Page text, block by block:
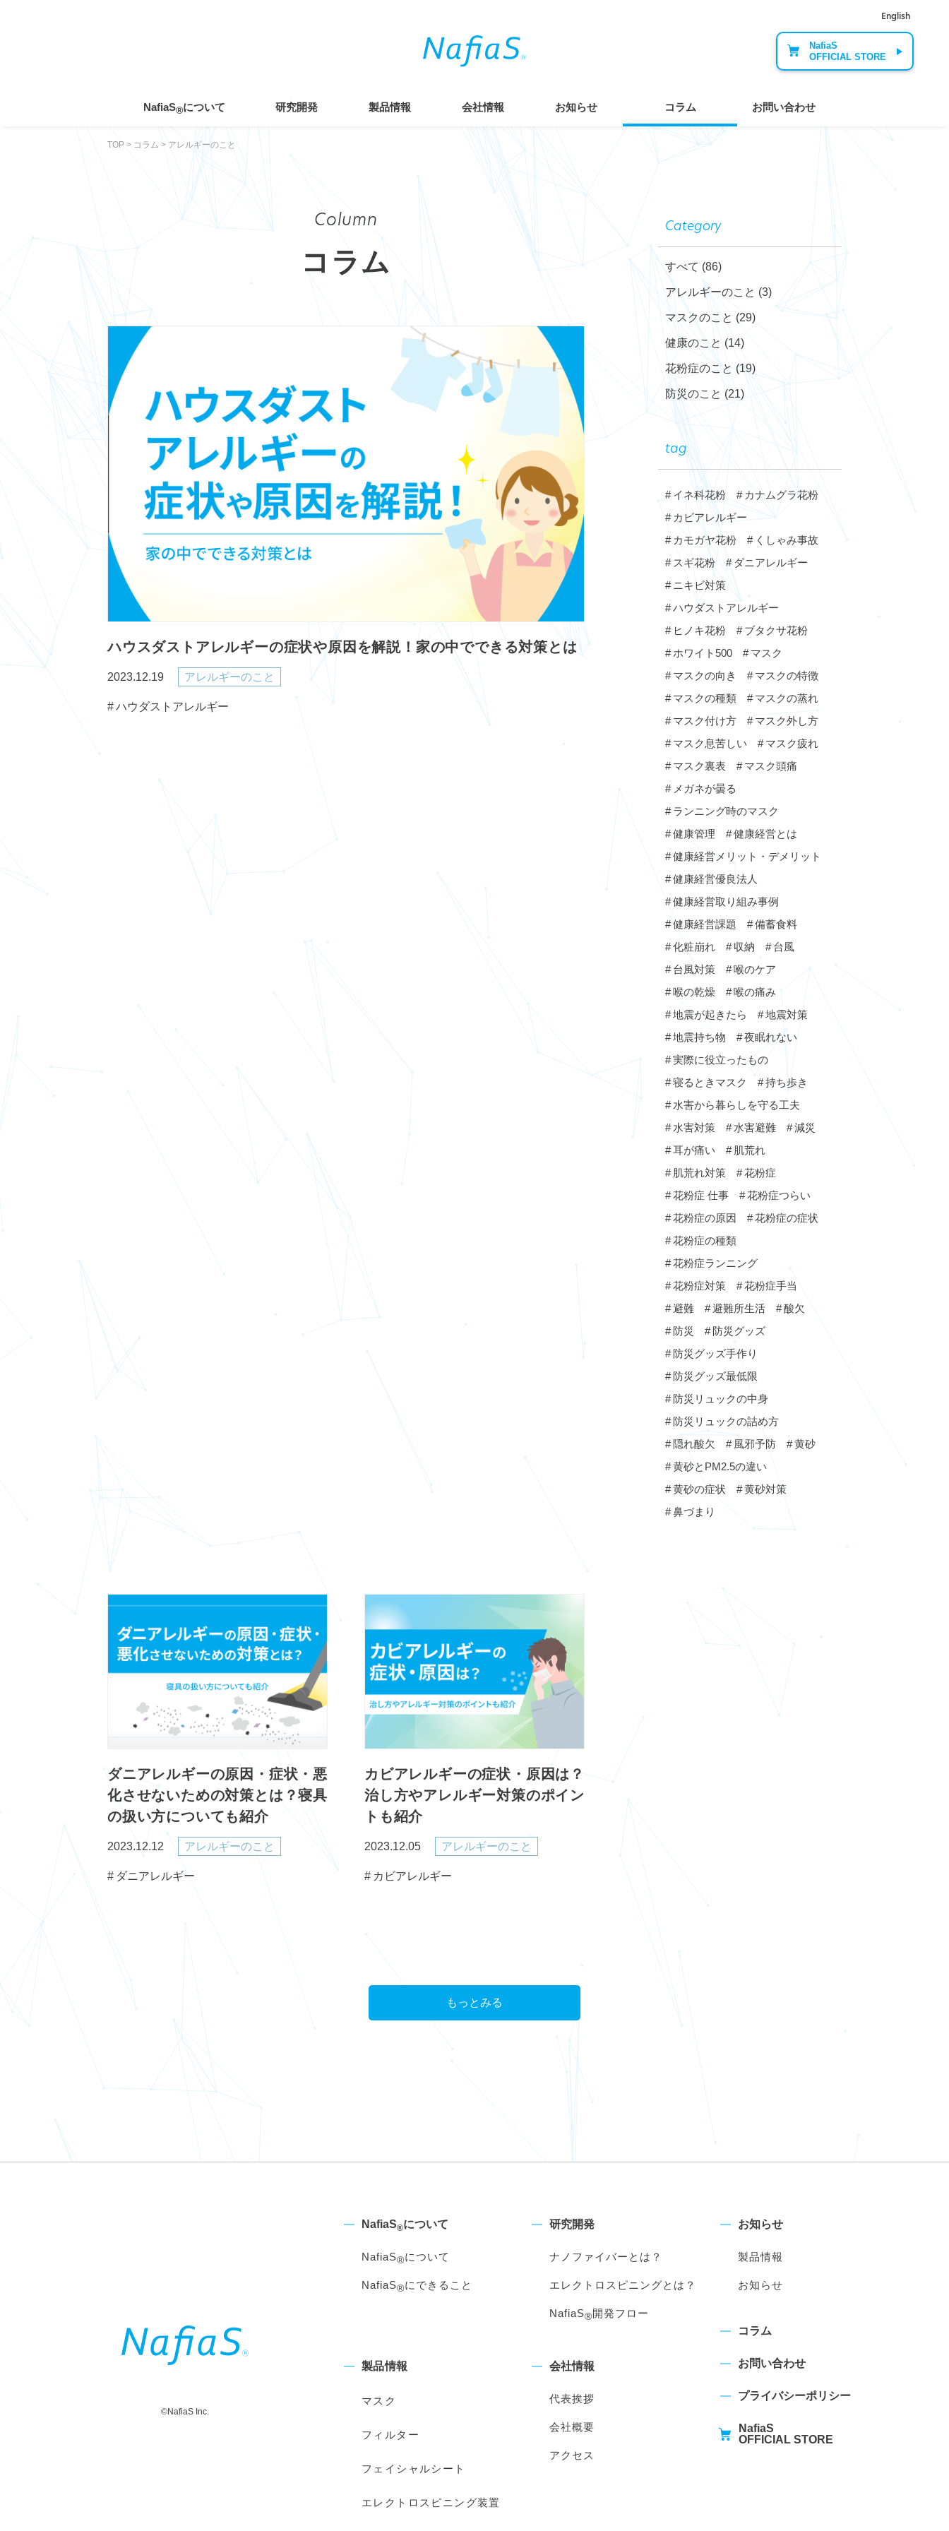
NafiaS®について 研究開発 製品情報 会社情報 お知らせ コラム お問い合わせ
English
NafiaS
OFFICIAL STORE
TOP > コラム >アレルギーのこと
Category
すべて (86)
アレルギーのこと (3)
マスクのこと (29)
健康のこと (14)
花粉症のこと(19)
防災のこと (21)
tag
イネ科花粉
カナムグラ花粉
カビアレルギー
カモガヤ花粉
くしゃみ事故
スギ花粉
ダニアレルギー
ニキビ対策
ハウダストアレルギー
ヒノキ花粉
ブタクサ花粉
ホワイト500
マスク
マスクの向き
マスクの特徴
マスクの種類
マスクの蒸れ
マスク付け方
マスク外し方
マスク息苦しい
マスク疲れ
マスク裏表
マスク頭痛
メガネが曇る
ランニング時のマスク
健康管理
健康経営とは
健康経営メリット・デメリット
健康経営優良法人
健康経営取り組み事例
健康経営課題
備蓄食料
化粧崩れ
収納
台風
台風対策
喉のケア
喉の乾燥
喉の痛み
地震が起きたら
地震対策
地震持ち物
夜眠れない
実際に役立ったもの
寝るときマスク
持ち歩き
水害から暮らしを守る工夫
水害対策
水害避難
減災
耳が痛い
肌荒れ
肌荒れ対策
花粉症
花粉症 仕事
花粉症つらい
花粉症の原因
花粉症の症状
花粉症の種類
花粉症ランニング
花粉症対策
花粉症手当
避難
避難所生活
酸欠
防災
防災グッズ
防災グッズ手作り
防災グッズ最低限
防災リュックの中身
防災リュックの詰め方
隠れ酸欠
風邪予防
黄砂
黄砂とPM2.5の違い
黄砂の症状
黄砂対策
鼻づまり
Column
コラム
ハウスダストアレルギーの症状や原因を解説！家の中でできる対策とは
2023.12.19 アレルギーのこと
ハウダストアレルギー
ダニアレルギーの原因・症状・悪
化させないための対策とは？寝具
の扱い方についても紹介
2023.12.12 アレルギーのこと
ダニアレルギー
カビアレルギーの症状・原因は？
治し方やアレルギー対策のポイン
トも紹介
2023.12.05 アレルギーのこと
カビアレルギー
もっとみる
©NafiaS Inc.
NafiaS®について
NafiaS®について
NafiaS®にできること
研究開発
ナノファイバーとは？
エレクトロスピニングとは？
NafiaS®開発フロー
お知らせ
製品情報
お知らせ
製品情報
マスク
フィルター
フェイシャルシート
エレクトロスピニング装置
会社情報
代表挨拶
会社概要
アクセス
コラム
お問い合わせ
プライバシーポリシー
NafiaS
OFFICIAL STORE